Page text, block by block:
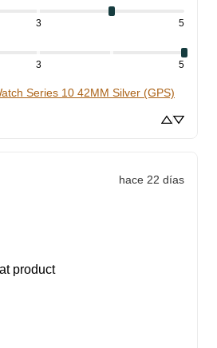
3 5
3 5
Series 10 42MM Silver (GPS)
hace 22 días
product